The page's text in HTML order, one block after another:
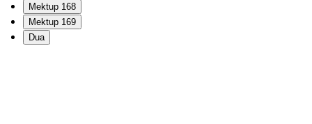
Mektup 168
Mektup 169
Dua